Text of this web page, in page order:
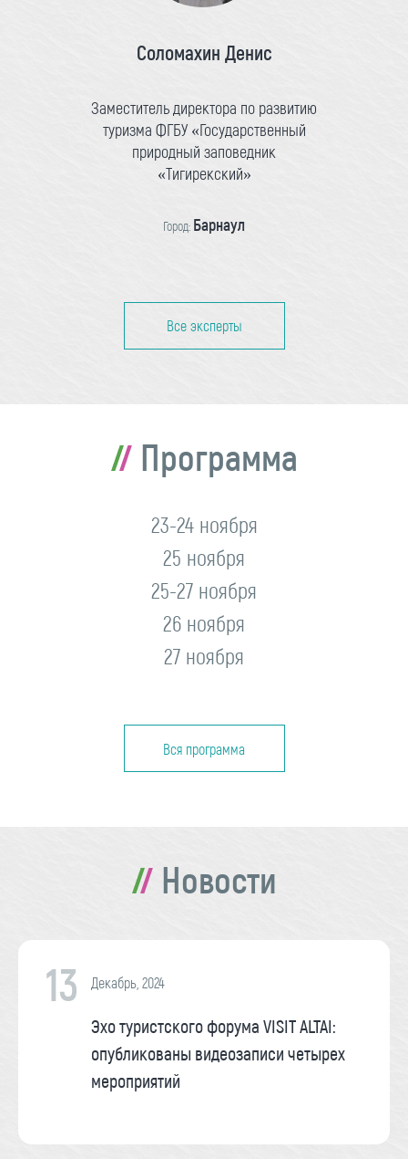
Соломахин Денис
Заместитель директора по развитию
туризма ФГБУ «Государственный
природный заповедник
«Тигирекский»
Город: Барнаул
Все эксперты
Программа
23-24 ноября
25 ноября
25-27 ноября
26 ноября
27 ноября
Вся программа
Новости
13 Декабрь, 2024
Эхо туристского форума VISIT ALTAI:
опубликованы видеозаписи четырех
мероприятий